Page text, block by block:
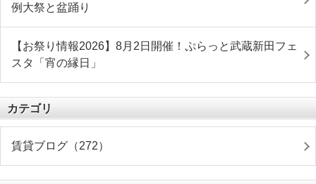
例大祭と盆踊り
【お祭り情報2026】8月2日開催！ぷらっと武蔵新田フェ
スタ「宵の縁日」
カテゴリ
賃貸ブログ（272）